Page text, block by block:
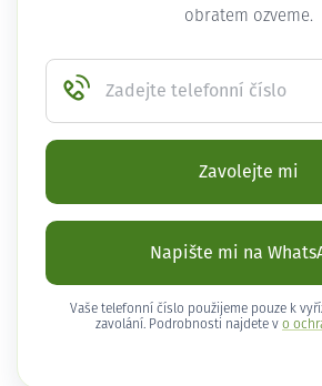
obratem ozveme.
Zadejte telefonní číslo
Zavolejte mi
Napište mi na
Vaše telefonní číslo použijeme pouze k
zavolání. Podrobnosti najdete v o